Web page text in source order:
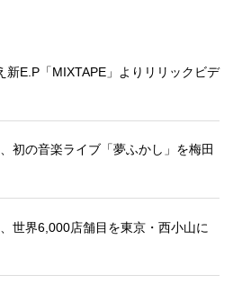
新E.P「MIXTAPE」よりリリックビデ
初の音楽ライブ「夢ふかし」を梅田
世界6,000店舗目を東京・西小山に